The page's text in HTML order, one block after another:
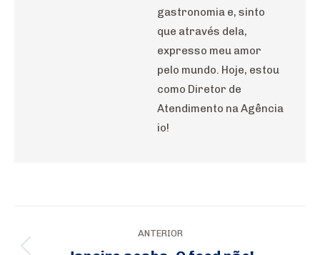
gastronomia e, sinto
que através dela,
expresso meu amor
pelo mundo. Hoje, estou
como Diretor de
Atendimento na Agência
io!
ANTERIOR